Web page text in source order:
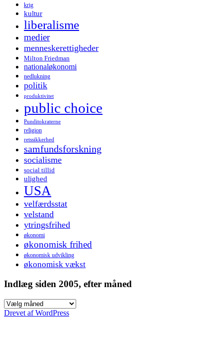
krig
kultur
liberalisme
medier
menneskerettigheder
Milton Friedman
nationaløkonomi
nedlukning
politik
produktivitet
public choice
Punditokraterne
religion
retssikkerhed
samfundsforskning
socialisme
social tillid
ulighed
USA
velfærdsstat
velstand
ytringsfrihed
økonomi
økonomisk frihed
økonomisk udvikling
økonomisk vækst
Indlæg siden 2005, efter måned
Indlæg
siden
Drevet af WordPress